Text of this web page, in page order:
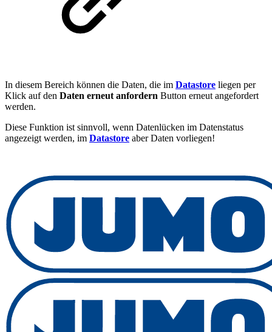
In diesem Bereich können die Daten, die im Datastore liegen per
Klick auf den Daten erneut anfordern Button erneut angefordert
werden.
Diese Funktion ist sinnvoll, wenn Datenlücken im Datenstatus
angezeigt werden, im Datastore aber Daten vorliegen!